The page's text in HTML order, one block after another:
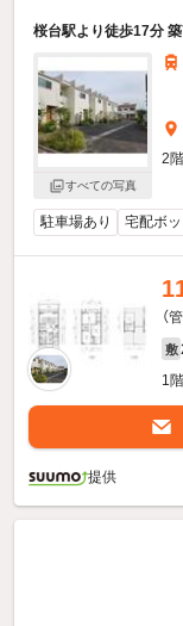
桜台駅より徒歩17分
すべての写真
2
駐車場あり 宅配ボ
（
敷
1
提供